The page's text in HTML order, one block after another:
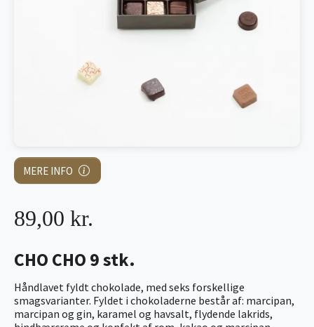
MERE INFO
CHO CHO 9 stk.
Håndlavet fyldt chokolade, med seks forskellige
smagsvarianter. Fyldet i chokoladerne består af: marcipan,
marcipan og gin, karamel og havsalt, flydende lakrids,
89,00 kr.